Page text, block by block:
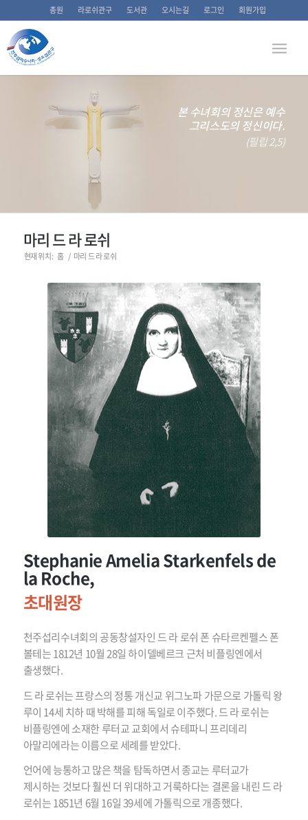
총원 라로쉬관구 도서관 오시는길 로그인 회원가입
본 수녀회의 정신은 예수
그리스도의 정신이다.
(필립 2,5)
마리 드 라 로쉬
현재 위치: 홈 / 마리 드 라 로쉬
Stephanie Amelia Starkenfels de
la Roche,
초대원장
천주섭리수녀회의 공동창설자인 드 라 로쉬 폰 슈타르켄펠스 폰
볼테는 1812년 10월 28일 하이델베르크 근처 비플링엔에서
출생했다.
드 라 로쉬는 프랑스의 정통 개신교 위그노파 가문으로 가톨릭 왕
루이 14세 치하 때 박해를 피해 독일로 이주했다. 드 라 로쉬는
비플링엔에 소재한 루터교 교회에서 슈테파니 프리데리
아말리에라는 이름으로 세례를 받았다.
언어에 능통하고 많은 책을 탐독하면서 종교는 루터교가
제시하는 것보다 훨씬 더 위대하고 거룩하다는 결론을 내린 드 라
로쉬는 1851년 6월 16일 39세에 가톨릭으로 개종했다.